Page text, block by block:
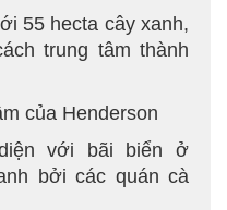
55 hecta cây xanh,
trung tâm thành
của Henderson
với bãi biển ở
bởi các quán cà